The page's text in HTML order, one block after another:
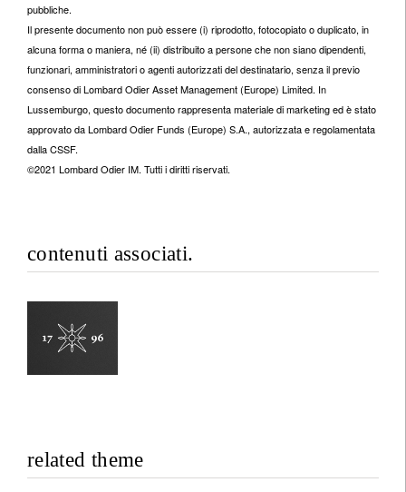
pubbliche.
Il presente documento non può essere (i) riprodotto, fotocopiato o duplicato, in
alcuna forma o maniera, né (ii) distribuito a persone che non siano dipendenti,
funzionari, amministratori o agenti autorizzati del destinatario, senza il previo
consenso di Lombard Odier Asset Management (Europe) Limited. In
Lussemburgo, questo documento rappresenta materiale di marketing ed è stato
approvato da Lombard Odier Funds (Europe) S.A., autorizzata e regolamentata
dalla CSSF.
©2021 Lombard Odier IM. Tutti i diritti riservati.
contenuti associati.
related theme